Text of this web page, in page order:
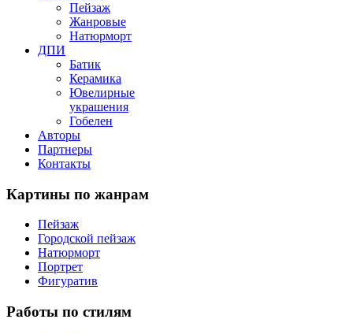
Пейзаж
Жанровые
Натюрморт
ДПИ
Батик
Керамика
Ювелирные
украшения
Гобелен
Авторы
Партнеры
Контакты
Картины по жанрам
Пейзаж
Городской пейзаж
Натюрморт
Портрет
Фигуратив
Работы по стилям